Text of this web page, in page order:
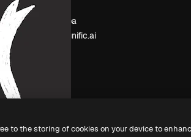
contenuti
Sala stampa
Cerchi magnific.ai
to the storing of cookies on your device to